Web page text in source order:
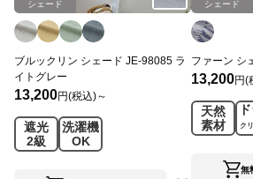
シェード
ブルックリン シェード JE-98085 ラ
イトグレー
13,200円(税込)～
遮光
2級
洗濯機
OK
シェード
ファーン シ
13,200円(
天然
素材
ク
無